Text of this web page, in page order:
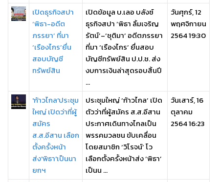
เปิดธุรกิจสปา
‘พิธา-อดีต
ภรรยา’ ที่มา
‘เรืองไกร’ยื่น
สอบบัญชี
ทรัพย์สิน
เปิดข้อมูล บ.เลอ บลังซ์
ธุรกิจสปา ‘พิธา ลิ้มเจริญ
รัตน์’–‘ชุติมา’ อดีตภรรยา
ที่มา ‘เรืองไกร’ ยื่นสอบ
บัญชีทรัพย์สิน ป.ป.ช. ส่ง
งบการเงินล่าสุดรอบสิ้นปี
...
วันศุกร์, 12
พฤศจิกายน
2564 19:30
'ก้าวไกล'ประชุม
ใหญ่ เปิดว่าที่ผู้
สมัคร
ส.ส.อีสาน เลือก
ตั้งครั้งหน้า
ส่ง'พิธา'เป็นนา
ยกฯ
ประชุมใหญ่ ‘ก้าวไกล’ เปิด
ตัวว่าที่ผู้สมัคร ส.ส.อีสาน
ประกาศเดินทางไกลเป็น
พรรคมวลชน ขับเคลื่อน
โดยสมาชิก ‘วิโรจน์’ โว
เลือกตั้งครั้งหน้าส่ง ‘พิธา’
เป็นน ...
วันเสาร์, 16
ตุลาคม
2564 16:23